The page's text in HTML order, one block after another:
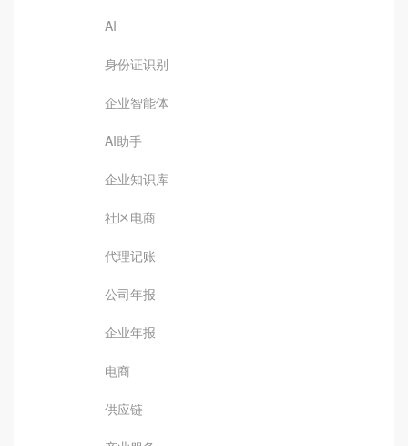
AI
身份证识别
企业智能体
AI助手
企业知识库
社区电商
代理记账
公司年报
企业年报
电商
供应链